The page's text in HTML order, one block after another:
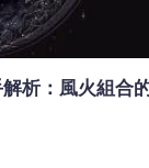
析：風火組合